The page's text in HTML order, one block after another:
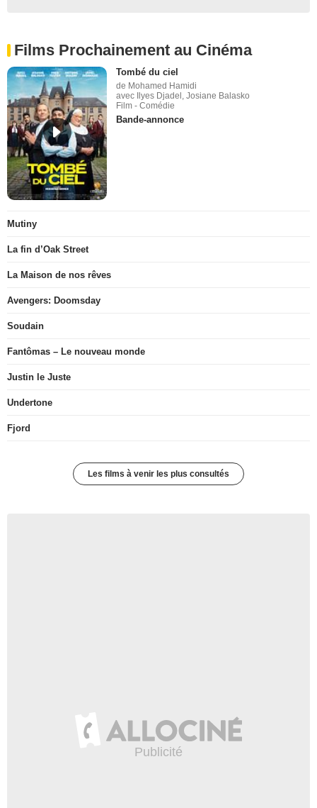
Films Prochainement au Cinéma
Tombé du ciel
de Mohamed Hamidi
avec Ilyes Djadel, Josiane Balasko
Film - Comédie
Bande-annonce
Mutiny
La fin d’Oak Street
La Maison de nos rêves
Avengers: Doomsday
Soudain
Fantômas – Le nouveau monde
Justin le Juste
Undertone
Fjord
Les films à venir les plus consultés